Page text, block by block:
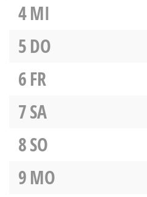
4MI
5DO
6FR
7SA
8SO
9MO